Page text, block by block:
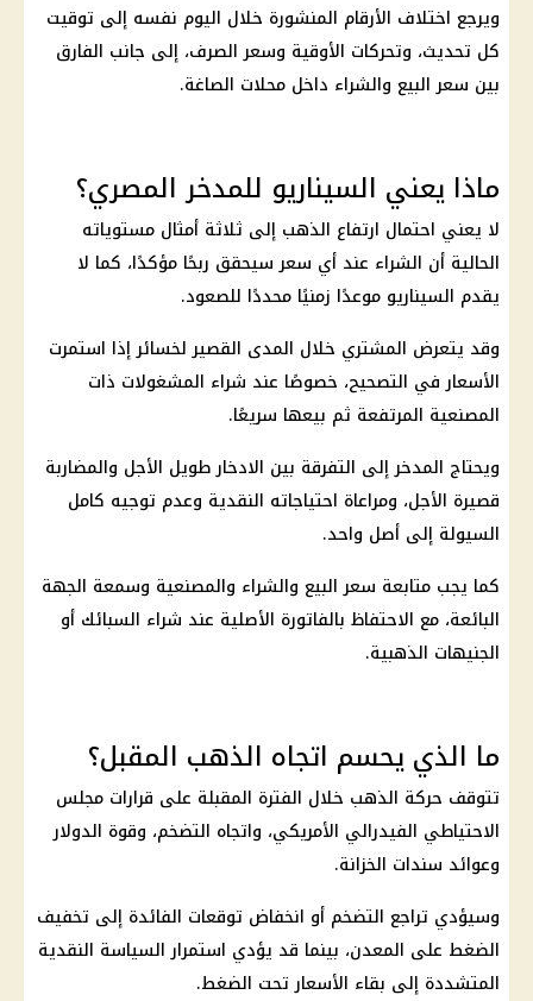
ويرجع اختلاف الأرقام المنشورة خلال اليوم نفسه إلى توقيت
كل تحديث، وتحركات الأوقية وسعر الصرف، إلى جانب الفارق
بين سعر البيع والشراء داخل محلات الصاغة.
ماذا يعني السيناريو للمدخر المصري؟
لا يعني احتمال ارتفاع الذهب إلى ثلاثة أمثال مستوياته
الحالية أن الشراء عند أي سعر سيحقق ربحًا مؤكدًا، كما لا
يقدم السيناريو موعدًا زمنيًا محددًا للصعود.
وقد يتعرض المشتري خلال المدى القصير لخسائر إذا استمرت
الأسعار في التصحيح، خصوصًا عند شراء المشغولات ذات
المصنعية المرتفعة ثم بيعها سريعًا.
ويحتاج المدخر إلى التفرقة بين الادخار طويل الأجل والمضاربة
قصيرة الأجل، ومراعاة احتياجاته النقدية وعدم توجيه كامل
السيولة إلى أصل واحد.
كما يجب متابعة سعر البيع والشراء والمصنعية وسمعة الجهة
البائعة، مع الاحتفاظ بالفاتورة الأصلية عند شراء السبائك أو
الجنيهات الذهبية.
ما الذي يحسم اتجاه الذهب المقبل؟
تتوقف حركة الذهب خلال الفترة المقبلة على قرارات مجلس
الاحتياطي الفيدرالي الأمريكي، واتجاه التضخم، وقوة الدولار
وعوائد سندات الخزانة.
وسيؤدي تراجع التضخم أو انخفاض توقعات الفائدة إلى تخفيف
الضغط على المعدن، بينما قد يؤدي استمرار السياسة النقدية
المتشددة إلى بقاء الأسعار تحت الضغط.